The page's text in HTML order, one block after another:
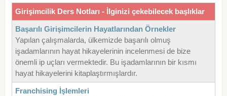
Girişimcilik Ders Notları - İlginizi çekebilecek başlıklar
Başarılı Girişimcilerin Hayatlarından Örnekler
Yapılan çalışmalarda, ülkemizde başarılı olmuş
işadamlarının hayat hikayelerinin incelenmesi de bize
önemli ip uçları vermektedir. Bu işadamlarının bir kısmı
hayat hikayelerini kitaplaştırmışlardır.
Franchising İşlemleri